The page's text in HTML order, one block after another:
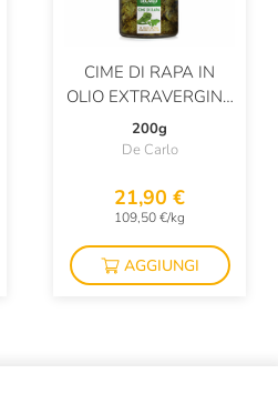
CIME DI RAPA IN
OLIO EXTRAVERGINE
D'OLIVA
200g
De Carlo
21,90 €
109,50 €/kg
AGGIUNGI